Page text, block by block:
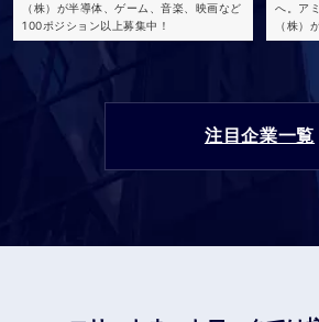
（株）が半導体、ゲーム、音楽、映画など
100ポジション以上募集中！
へ。ア
（株）
注目企業一覧